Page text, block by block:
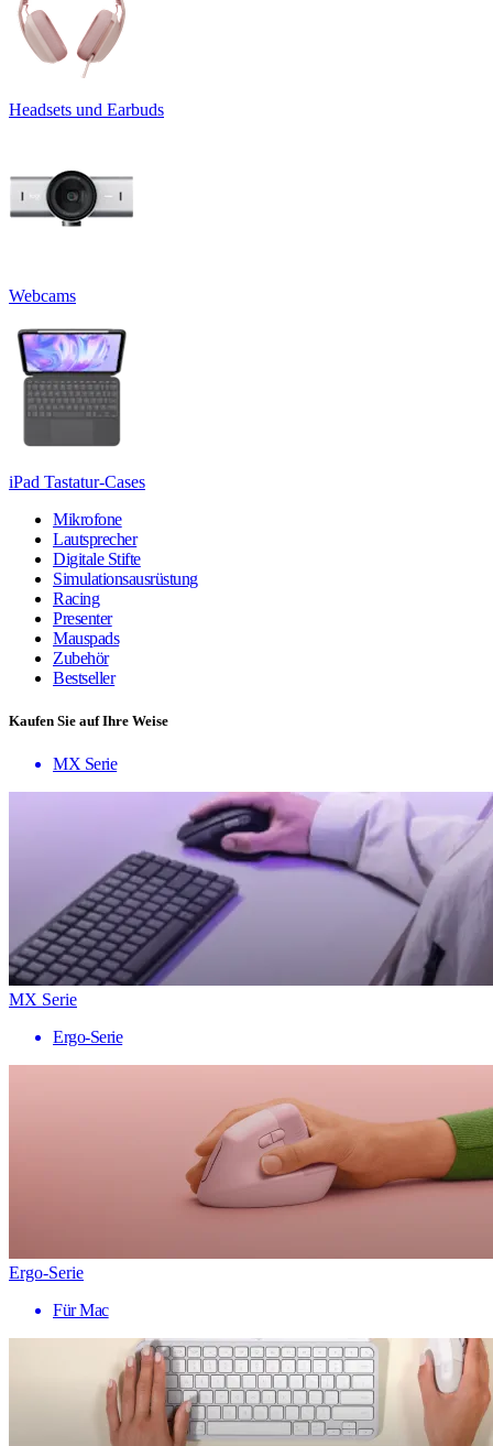
Headsets und Earbuds
Webcams
iPad Tastatur-Cases
Mikrofone
Lautsprecher
Digitale Stifte
Simulationsausrüstung
Racing
Presenter
Mauspads
Zubehör
Bestseller
Kaufen Sie auf Ihre Weise
MX Serie
MX Serie
Ergo-Serie
Ergo-Serie
Für Mac